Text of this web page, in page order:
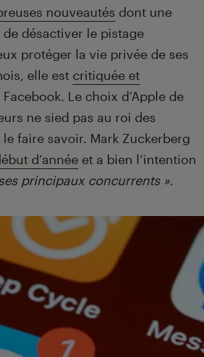
nouveautés dont une
désactiver le pistage
protéger la vie privée de ses
elle est critiquée et
Le choix d’Apple de
ne sied pas au roi des
faire savoir. Mark Zuckerberg
d’année et a bien l’intention
principaux concurrents ».